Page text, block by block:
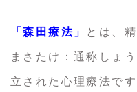
「森田療法」 とは、
まさたけ：通称しょ
立された心理療法です